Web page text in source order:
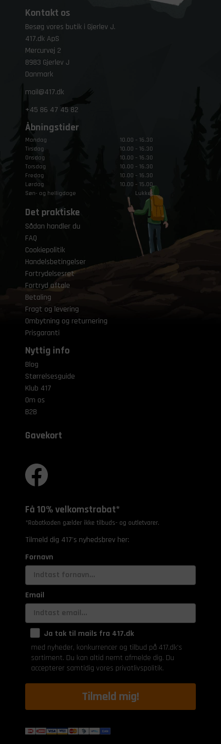
Kontakt os
Besøg vores butik i Gjerlev J.
417.dk ApS
Mercurvej 2
8983 Gjerlev J
Danmark
mail@417.dk
+45 86 47 45 82
Åbningstider
Mandag
10.00 – 16.30
Tirsdag
10.00 – 16.30
Onsdag
10.00 – 16.30
Torsdag
10.00 – 16.30
Fredag
10.00 – 16.30
Lørdag
10.00 – 15.00
Søn- og helligdage
Lukket
Det praktiske
Sådan handler du
FAQ
Cookiepolitik
Handelsbetingelser
Fortrydelsesret
Fortryd aftale
Betaling
Fragt og levering
Ombytning og returnering
Prisgaranti
Nyttig info
Blog
Størrelsesguide
Klub 417
Om os
B2B
Gavekort
Få 10% velkomstrabat*
*Rabatkoden gælder ikke tilbuds- og outletvarer.
Tilmeld dig 417's nyhedsbrev her:
Fornavn
Email
Ja tak til mails fra 417.dk
med nyheder, konkurrencer og tilbud på 417.dk's
sortiment. Du kan altid nemt afmelde dig. Du
accepterer samtidig vores privatlivspolitik.
Tilmeld mig!